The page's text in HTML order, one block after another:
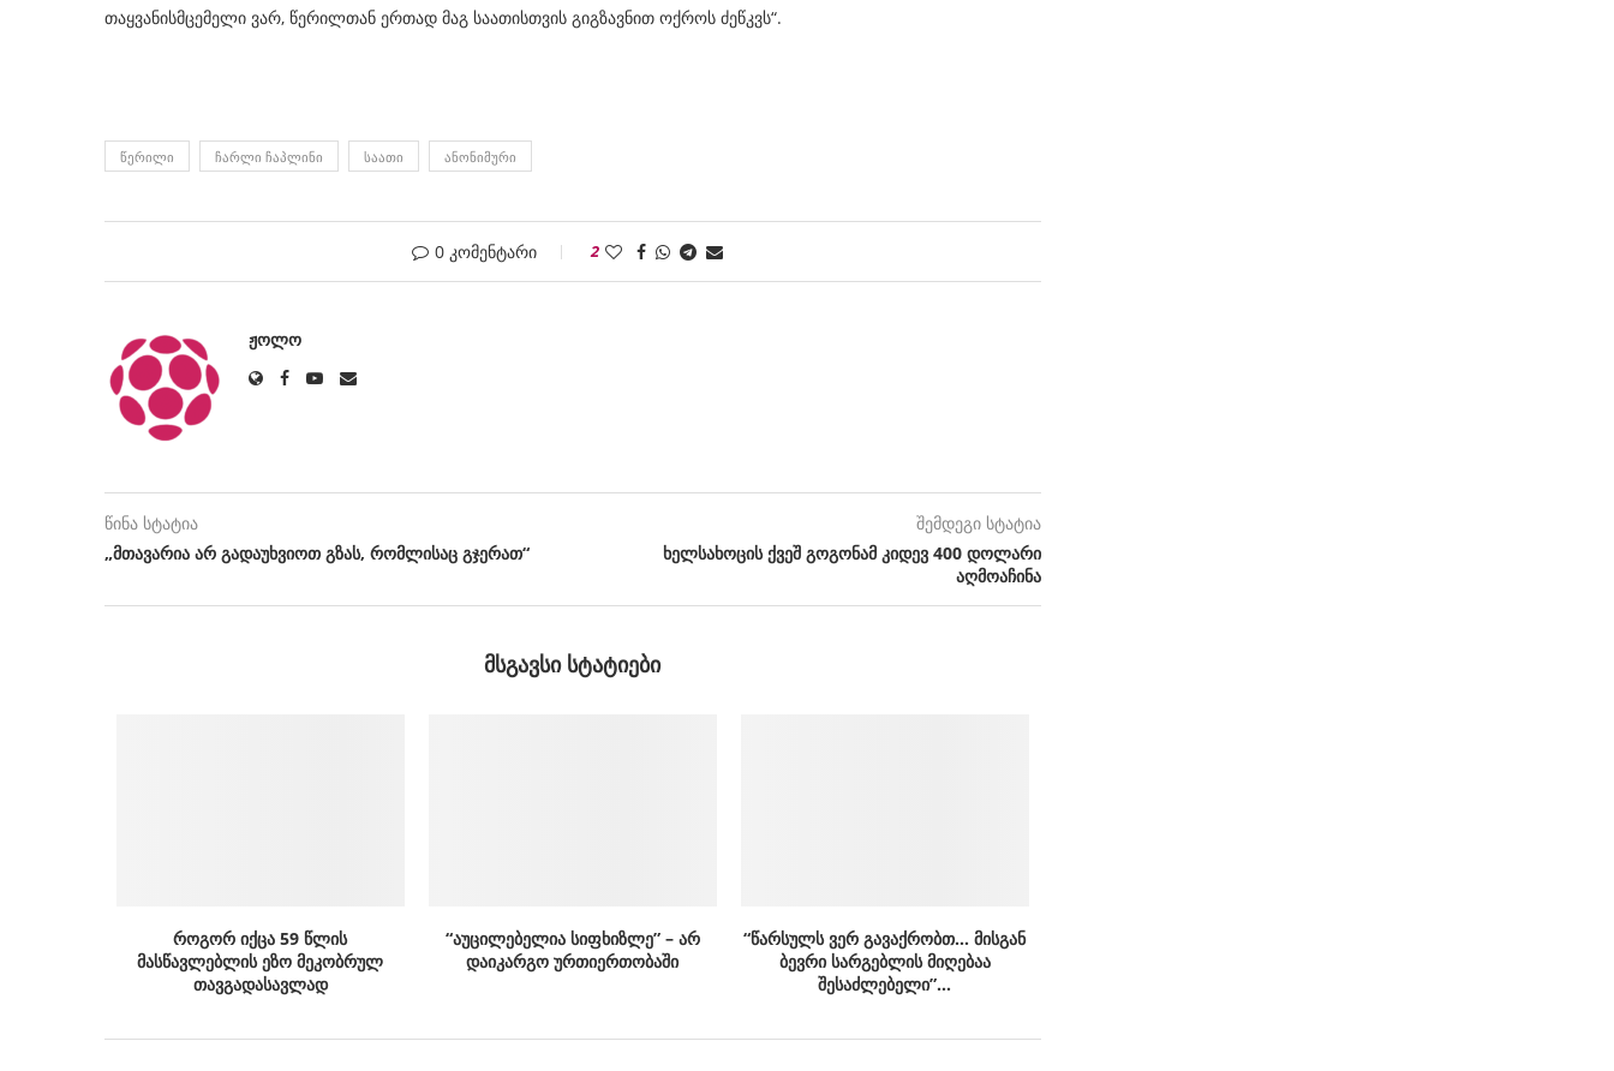
თაყვანისმცემელი ვარ, წერილთან ერთად მაგ საათისთვის გიგზავნით ოქროს ძეწკვს“.
ᲬᲔᲠᲘᲚᲘ ᲩᲐᲠᲚᲘ ᲩᲐᲞᲚᲘᲜᲘ ᲡᲐᲐᲗᲘ ᲐᲜᲝᲜᲘᲛᲣᲠᲘ
0 კომენტარი 2
ᲟᲝᲚᲝ
წინა სტატია
„მთავარია არ გადაუხვიოთ გზას, რომლისაც გჯერათ“
შემდეგი სტატია
ხელსახოცის ქვეშ გოგონამ კიდევ 400 დოლარი
აღმოაჩინა
ᲛᲡᲒᲐᲕᲡᲘ ᲡᲢᲐᲢᲘᲔᲑᲘ
როგორ იქცა 59 წლის
მასწავლებლის ეზო მეკობრულ
თავგადასავლად
“აუცილებელია სიფხიზლე” – არ
დაიკარგო ურთიერთობაში
“წარსულს ვერ გავაქრობთ… მისგან
ბევრი სარგებლის მიღებაა
შესაძლებელი”…